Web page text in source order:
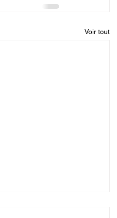
Voir tout